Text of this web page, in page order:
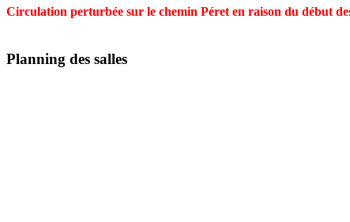
Circulation perturbée sur le chemin Péret en raison du début
Planning des salles